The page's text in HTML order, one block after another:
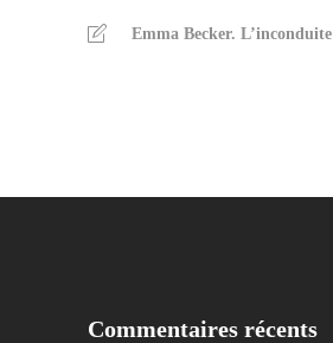
Emma Becker. L’inconduite
Commentaires récents